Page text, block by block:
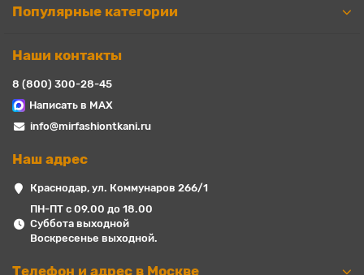
Популярные категории
Наши контакты
8 (800) 300-28-45
Написать в MAX
info@mirfashiontkani.ru
Наш адрес
Краснодар, ул. Коммунаров 266/1
ПН-ПТ с 09.00 до 18.00
Суббота выходной
Воскресенье выходной.
Телефон и адрес в Москве